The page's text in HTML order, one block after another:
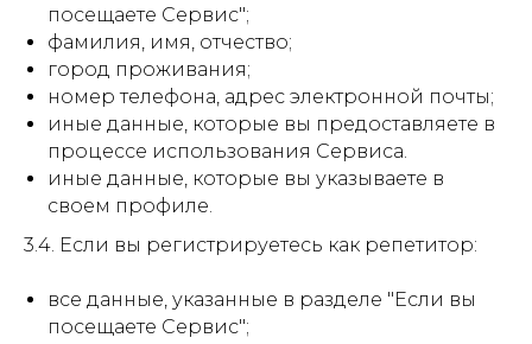
посещаете Сервис";
фамилия, имя, отчество;
город проживания;
номер телефона, адрес электронной почты;
иные данные, которые вы предоставляете в
процессе использования Сервиса.
иные данные, которые вы указываете в
своем профиле.
3.4. Если вы регистрируетесь как репетитор:
все данные, указанные в разделе "Если вы
посещаете Сервис";